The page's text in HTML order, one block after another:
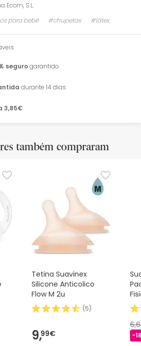
Ecom, S.L.
para bebé #chupetas #látex
segurogarantido
durante 14 dias
3,85€
também compraram
Tetina Suavinex
Silicone Anticolico
Flow M 2u
(5)
9,99€ -